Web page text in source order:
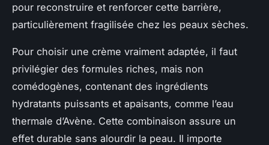
pour reconstruire et renforcer cette barrière,
particulièrement fragilisée chez les peaux sèches.
Pour choisir une crème vraiment adaptée, il faut
privilégier des formules riches, mais non
comédogènes, contenant des ingrédients
hydratants puissants et apaisants, comme l’eau
thermale d’Avène. Cette combinaison assure un
effet durable sans alourdir la peau. Il importe